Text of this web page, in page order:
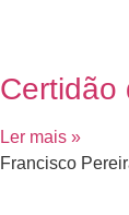
Certidão
Ler mais »
Francisco